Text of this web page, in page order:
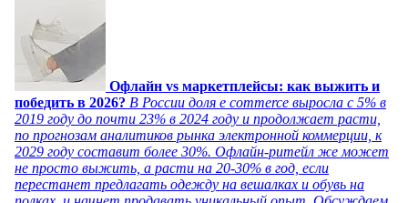
Офлайн vs маркетплейсы: как выжить и
победить в 2026? В России доля e commerce выросла с 5% в
2019 году до почти 23% в 2024 году и продолжает расти,
по прогнозам аналитиков рынка электронной коммерции, к
2029 году составит более 30%. Офлайн-ритейл же может
не просто выжить, а расти на 20-30% в год, если
перестанет предлагать одежду на вешалках и обувь на